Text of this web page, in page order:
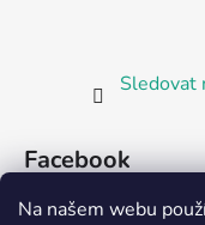
Na našem webu
Sledovat
Facebook